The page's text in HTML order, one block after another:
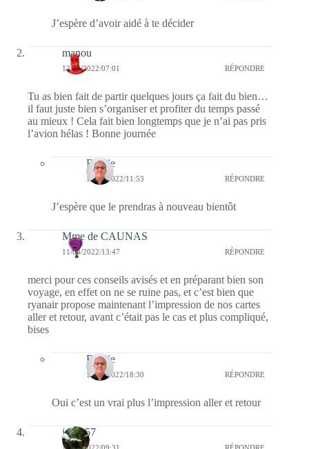
J’espère d’avoir aidé à te décider
manou
12/04/2022/07:01 RÉPONDRE
Tu as bien fait de partir quelques jours ça fait du bien…
il faut juste bien s’organiser et profiter du temps passé
au mieux ! Cela fait bien longtemps que je n’ai pas pris
l’avion hélas ! Bonne journée
Bernie
12/04/2022/11:53 RÉPONDRE
J’espère que le prendras à nouveau bientôt
Mme de CAUNAS
11/04/2022/13:47 RÉPONDRE
merci pour ces conseils avisés et en préparant bien son
voyage, en effet on ne se ruine pas, et c’est bien que
ryanair propose maintenant l’impression de nos cartes
aller et retour, avant c’était pas le cas et plus compliqué,
bises
Bernie
11/04/2022/18:30 RÉPONDRE
Oui c’est un vrai plus l’impression aller et retour
jazzy57